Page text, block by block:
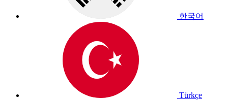
한국어
Türkçe